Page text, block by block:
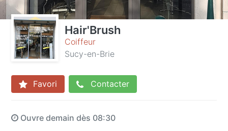
Hair'Brush
Coiffeur
Sucy-en-Brie
Favori Contacter
Ouvre demain dès 08:30